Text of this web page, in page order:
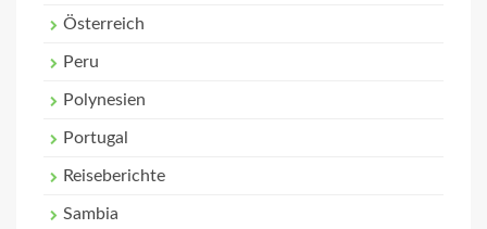
Österreich
Peru
Polynesien
Portugal
Reiseberichte
Sambia